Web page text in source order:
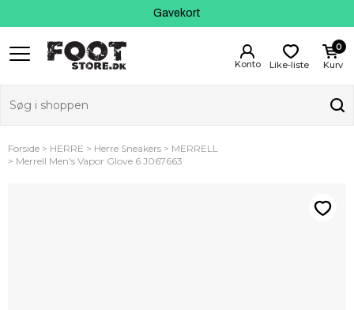
Gavekort
Kundeservice
Kurv
0
Like-liste
Forside HERRE Herre Sneakers
MERRELL
Merrell Men's Vapor Glove 6 J067663